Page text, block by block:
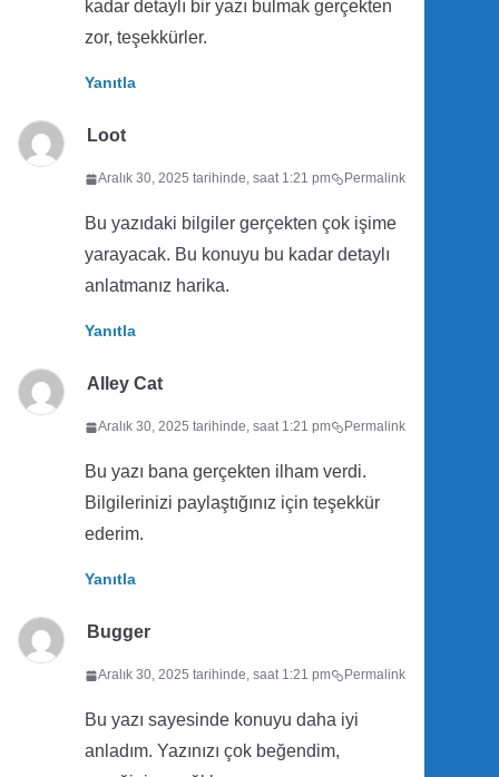
kadar detaylı bir yazı bulmak gerçekten
zor, teşekkürler.
Yanıtla
Loot
Aralık 30, 2025 tarihinde, saat 1:21 pm Permalink
Bu yazıdaki bilgiler gerçekten çok işime
yarayacak. Bu konuyu bu kadar detaylı
anlatmanız harika.
Yanıtla
Alley Cat
Aralık 30, 2025 tarihinde, saat 1:21 pm Permalink
Bu yazı bana gerçekten ilham verdi.
Bilgilerinizi paylaştığınız için teşekkür
ederim.
Yanıtla
Bugger
Aralık 30, 2025 tarihinde, saat 1:21 pm Permalink
Bu yazı sayesinde konuyu daha iyi
anladım. Yazınızı çok beğendim,